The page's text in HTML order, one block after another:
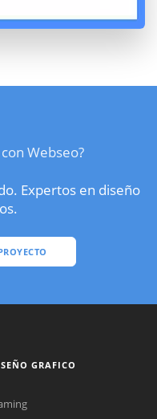
Webseo?
Expertos en diseño
GRAFICO